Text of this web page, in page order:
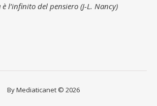
l’infinito del pensiero (J-L. Nancy)
By Mediaticanet © 2026